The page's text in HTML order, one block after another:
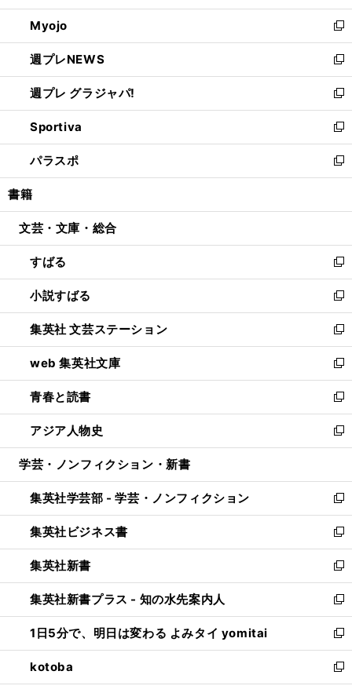
開
く
ウ
で
開
く
ン
ド
ウ
で
開
く
ウ
ィ
ン
ド
ウ
で
開
く
Myojo
新
し
い
ウ
ィ
ン
ド
ウ
で
開
週プレNEWS
新
し
い
ウ
ィ
ン
ド
ウ
開
週プレ グラジャパ!
新
し
い
ウ
ィ
ン
ウ
開
く
Sportiva
新
し
い
ウ
ン
ウ
で
開
く
パラスポ
新
し
ウ
ン
ド
ウ
で
開
く
書籍
文芸・文庫・総合
すばる
新
し
い
ウ
ィ
ン
ド
ウ
で
開
く
小説すばる
新
し
い
ウ
ィ
ン
ド
ウ
で
開
集英社 文芸ステーション
新
し
い
ウ
ィ
ン
ド
ウ
開
く
web 集英社文庫
新
し
い
ウ
ィ
ン
ウ
で
開
く
青春と読書
新
し
い
ウ
ン
ド
ウ
で
開
く
アジア人物史
新
し
ウ
ィ
ン
ド
ウ
で
開
く
学芸・ノンフィクション・新書
集英社学芸部 - 学芸・ノンフィクション
新
し
い
ウ
ィ
ン
ド
ウ
で
開
く
集英社ビジネス書
新
し
い
ウ
ィ
ン
ド
ウ
で
開
集英社新書
新
し
い
ウ
ィ
ン
ド
ウ
集英社新書プラス - 知の水先案内人
新
し
い
ウ
ィ
ン
1日5分で、明日は変わる よみタイ yomitai
新
し
い
ウ
kotoba
新
し